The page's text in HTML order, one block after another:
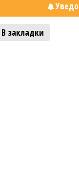
В закладки